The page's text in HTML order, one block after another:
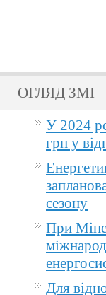
ОГЛЯД ЗМІ
У 2024
грн у
сезону
При
Для